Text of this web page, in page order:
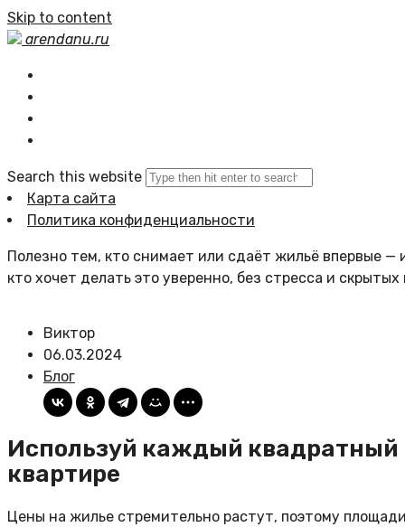
Skip to content
arendanu.ru
Search this website
Карта сайта
Политика конфиденциальности
Полезно тем, кто снимает или сдаёт жильё впервые —
кто хочет делать это уверенно, без стресса и
Виктор
06.03.2024
Блог
Используй каждый квадратный
квартире
Цены на жилье стремительно растут, поэтому